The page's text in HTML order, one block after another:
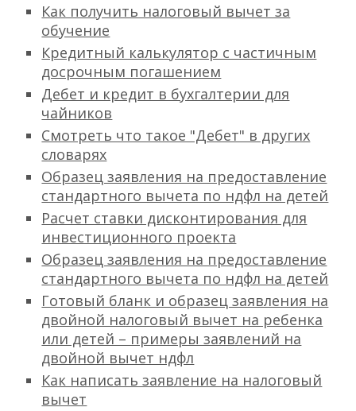
Как получить налоговый вычет за
обучение
Кредитный калькулятор с частичным
досрочным погашением
Дебет и кредит в бухгалтерии для
чайников
Смотреть что такое "Дебет" в других
словарях
Образец заявления на предоставление
стандартного вычета по ндфл на детей
Расчет ставки дисконтирования для
инвестиционного проекта
Образец заявления на предоставление
стандартного вычета по ндфл на детей
Готовый бланк и образец заявления на
двойной налоговый вычет на ребенка
или детей – примеры заявлений на
двойной вычет ндфл
Как написать заявление на налоговый
вычет